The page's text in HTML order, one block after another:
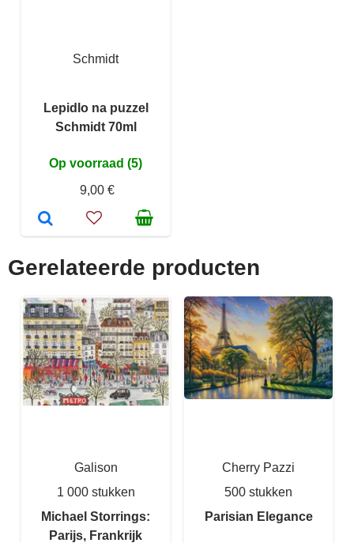
Schmidt
Lepidlo na puzzel
Schmidt 70ml
Op voorraad (5)
9,00 €
Gerelateerde producten
Galison
1 000 stukken
Michael Storrings:
Parijs, Frankrijk
Cherry Pazzi
500 stukken
Parisian Elegance